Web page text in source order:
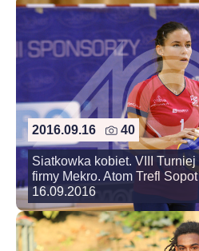
2016.09.16 40
Siatkowka kobiet. VIII
firmy Mekro. Atom Trefl
16.09.2016